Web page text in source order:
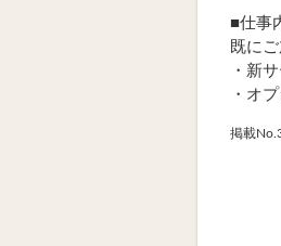
■仕事
既に
・新
・オ
掲載